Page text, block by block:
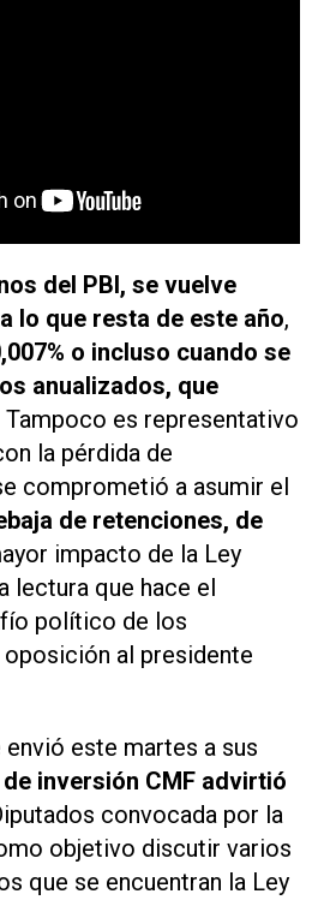
del PBI, se vuelve
lo que resta de este año,
o incluso cuando se
anualizados, que
Tampoco es representativo
la pérdida de
comprometió a asumir el
de retenciones, de
impacto de la Ley
lectura que hace el
político de los
al presidente
envió este martes a sus
inversión CMF advirtió
convocada por la
objetivo discutir varios
que se encuentran la Ley